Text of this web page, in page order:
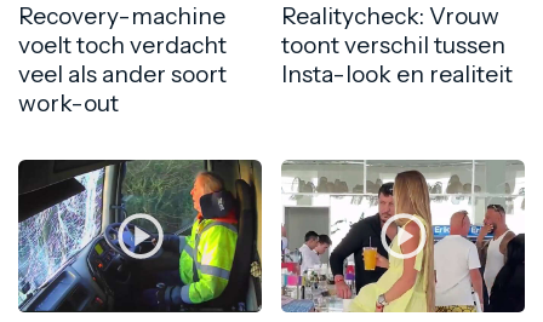
Recovery-machine
voelt toch verdacht
veel als ander soort
work-out
Realitycheck: Vrouw
toont verschil tussen
Insta-look en realiteit